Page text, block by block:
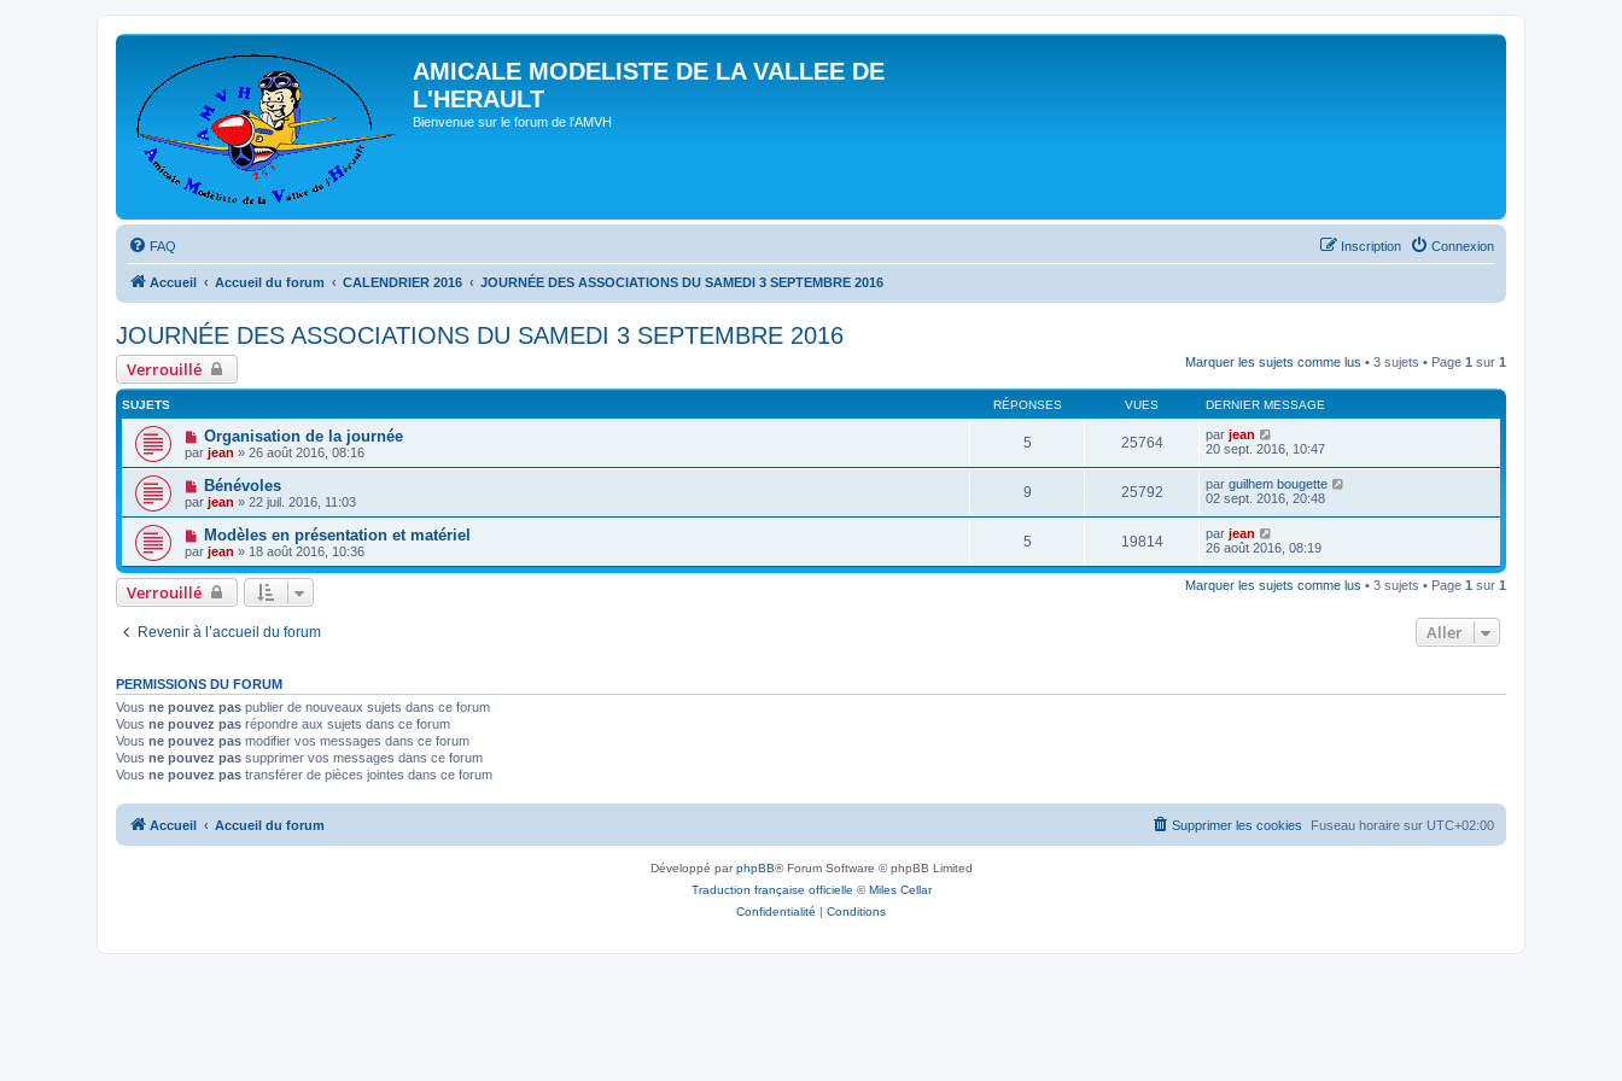
AMICALE MODELISTE DE LA VALLEE DE
L'HERAULT
Bienvenue sur le forum de l'AMVH
FAQ Connexion
Inscription
Accueil Accueil du forum CALENDRIER 2016 JOURNÉE DES ASSOCIATIONS DU SAMEDI 3 SEPTEMBRE 2016
JOURNÉE DES ASSOCIATIONS DU SAMEDI 3 SEPTEMBRE 2016
Verrouillé Marquer les sujets comme lus • 3 sujets • Page 1 sur 1
SUJETS RÉPONSES VUES DERNIER MESSAGE
Organisation de la journée
par jean » 26 août 2016, 08:16
5 25764 par jean
20 sept. 2016, 10:47
Bénévoles
par jean » 22 juil. 2016, 11:03
9 25792 par guilhem bougette
02 sept. 2016, 20:48
Modèles en présentation et matériel
par jean » 18 août 2016, 10:36
5 19814 par jean
26 août 2016, 08:19
Verrouillé Marquer les sujets comme lus • 3 sujets • Page 1 sur 1
Revenir à l’accueil du forum Aller
PERMISSIONS DU FORUM
Vous ne pouvez pas publier de nouveaux sujets dans ce forum
Vous ne pouvez pas répondre aux sujets dans ce forum
Vous ne pouvez pas modifier vos messages dans ce forum
Vous ne pouvez pas supprimer vos messages dans ce forum
Vous ne pouvez pas transférer de pièces jointes dans ce forum
Accueil Accueil du forum Fuseau horaire sur UTC+02:00
Supprimer les cookies
Développé parphpBB® Forum Software © phpBB Limited
Traduction française officielle ©Miles Cellar
Confidentialité | Conditions